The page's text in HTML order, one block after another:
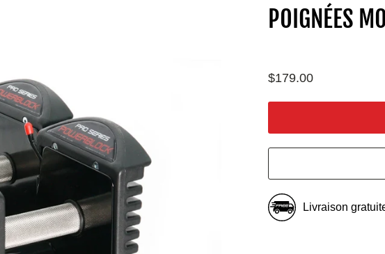
POIGNÉES
Prix
$179.00
Livraison